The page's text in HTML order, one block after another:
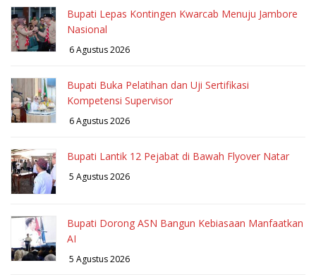
Bupati Lepas Kontingen Kwarcab Menuju Jambore
Nasional
6 Agustus 2026
Bupati Buka Pelatihan dan Uji Sertifikasi
Kompetensi Supervisor
6 Agustus 2026
Bupati Lantik 12 Pejabat di Bawah Flyover Natar
5 Agustus 2026
Bupati Dorong ASN Bangun Kebiasaan Manfaatkan
AI
5 Agustus 2026